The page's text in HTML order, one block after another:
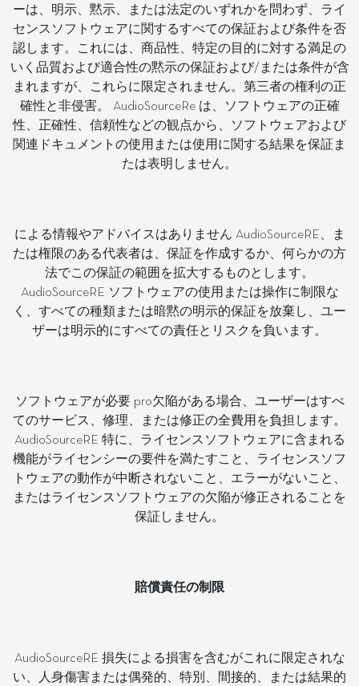
ーは、明示、黙示、または法定のいずれかを問わず、ライ
センスソフトウェアに関するすべての保証および条件を否
認します。これには、商品性、特定の目的に対する満足の
いく品質および適合性の黙示の保証および/または条件が含
まれますが、これらに限定されません。第三者の権利の正
確性と非侵害。 AudioSourceRe は、ソフトウェアの正確
性、正確性、信頼性などの観点から、ソフトウェアおよび
関連ドキュメントの使用または使用に関する結果を保証ま
たは表明しません。
による情報やアドバイスはありません AudioSourceRE、ま
たは権限のある代表者は、保証を作成するか、何らかの方
法でこの保証の範囲を拡大するものとします。
AudioSourceRE ソフトウェアの使用または操作に制限な
く、すべての種類または暗黙の明示的保証を放棄し、ユー
ザーは明示的にすべての責任とリスクを負います。
ソフトウェアが必要 pro欠陥がある場合、ユーザーはすべ
てのサービス、修理、または修正の全費用を負担します。
AudioSourceRE 特に、ライセンスソフトウェアに含まれる
機能がライセンシーの要件を満たすこと、ライセンスソフ
トウェアの動作が中断されないこと、エラーがないこと、
またはライセンスソフトウェアの欠陥が修正されることを
保証しません。
賠償責任の制限
AudioSourceRE 損失による損害を含むがこれに限定されな
い、人身傷害または偶発的、特別、間接的、または結果的